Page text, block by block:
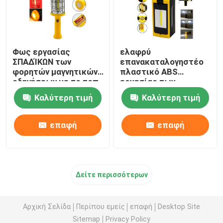
Φως εργασίας
ΣΠΑΔΊΚΩΝ των
φορητών μαγνητικών
οδηγήσεων με το τοπ
ελαφρύ πλαστικό
7.5x7.5x25.5cm ABS
Καλύτερη τιμή
επαφή
ελαφρύ
επανακαταλογηστέο
πλαστικό ABS
εργασίας των
οδηγήσεων ΣΠΑΔΙΚΩΝ
6.2x6.3x18cm
Καλύτερη τιμή
επαφή
Δείτε περισσότερων
Αρχική Σελίδα Περίπου εμείς επαφή
Desktop Site
Sitemap
Privacy Policy